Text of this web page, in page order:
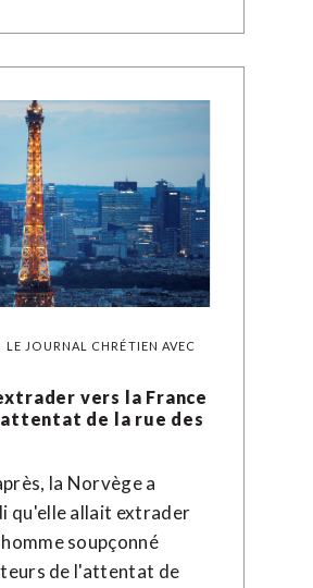
LE JOURNAL CHRÉTIEN AVEC
vers la France
de la rue des
la Norvège a
qu'elle allait extrader
soupçonné
de l'attentat de